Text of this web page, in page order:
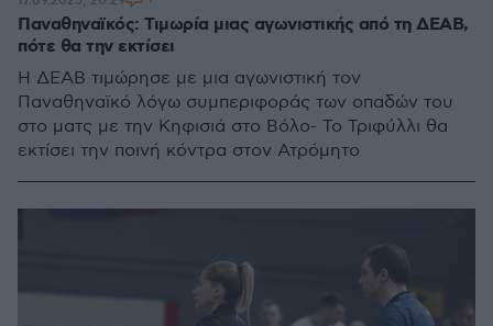
Παναθηναϊκός: Τιμωρία μιας αγωνιστικής από τη ΔΕΑΒ,
πότε θα την εκτίσει
Η ΔΕΑΒ τιμώρησε με μια αγωνιστική τον
Παναθηναϊκό λόγω συμπεριφοράς των οπαδών του
στο ματς με την Κηφισιά στο Βόλο- Το Τριφύλλι θα
εκτίσει την ποινή κόντρα στον Ατρόμητο